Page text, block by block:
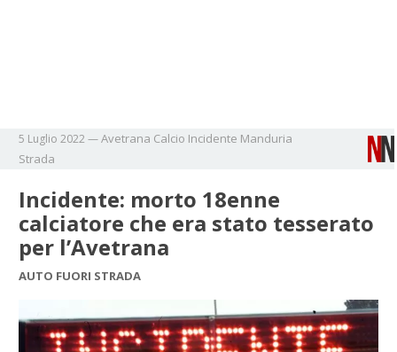
5 Luglio 2022 —Avetrana Calcio Incidente Manduria
Strada
Incidente: morto 18enne
calciatore che era stato tesserato
per l’Avetrana
AUTO FUORI STRADA